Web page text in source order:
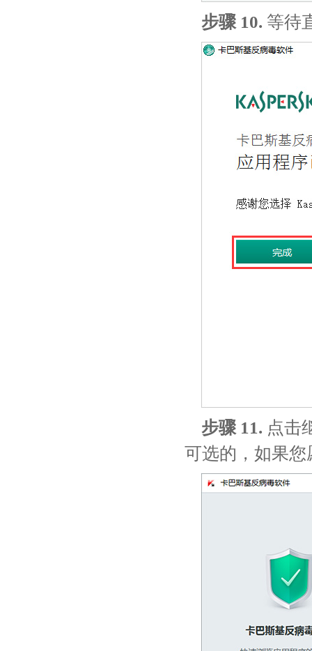
步骤 10. 等待
步骤 11. 点击
可选的，如果